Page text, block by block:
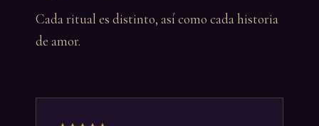
Cada ritual es distinto, así como cada historia
de amor.